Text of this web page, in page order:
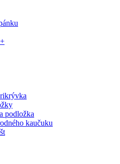
podložka
kaučuku